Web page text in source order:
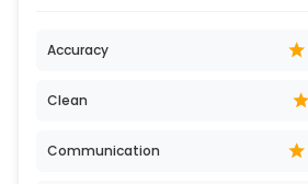
Accuracy
Clean
Communication